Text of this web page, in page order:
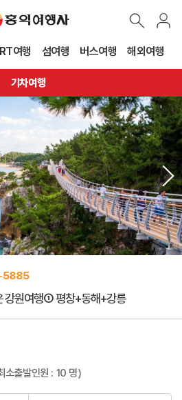
여행 섬여행 버스여행 해외여행
기차여행
원여행① 평창+동해+강릉
소출발인원 : 10 명)